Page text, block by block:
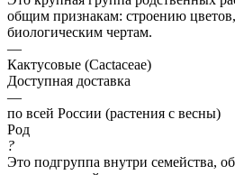
общим признакам: строению
биологическим чертам.
—
Кактусовые (Cactaceae)
Доступная доставка
—
по всей России (растения с весны)
Род
?
Это подгруппа внутри семейства,